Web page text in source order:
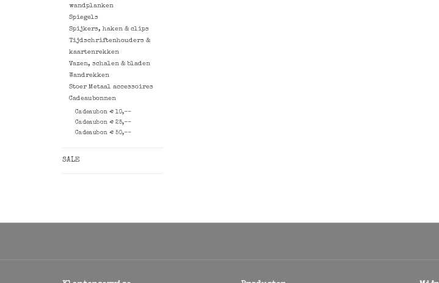
wandplanken
Spiegels
Spijkers, haken & clips
Tijdschriftenhouders &
kaartenrekken
Vazen, schalen & bladen
Wandrekken
Stoer Metaal accessoires
Cadeaubonnen
Cadeaubon € 10,--
Cadeaubon € 25,--
Cadeaubon € 50,--
SALE